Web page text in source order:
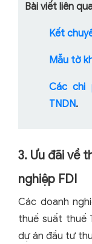
Bài viết liên
Kết
Mẫu tờ
Các chi
TNDN.
3. Ưu đãi về
nghiệp FDI
Các doanh
thuế suất thuế
dự án đầu tư